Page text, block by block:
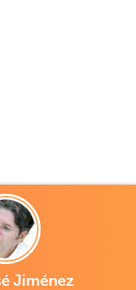
Jiménez